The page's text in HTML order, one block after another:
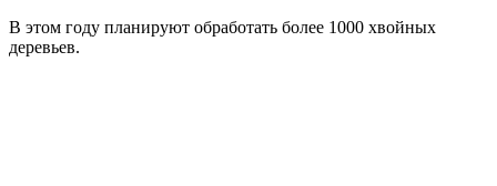
В этом году планируют обработать более 1000 хвойных
деревьев.